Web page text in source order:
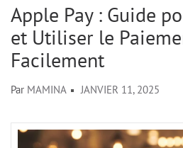
Apple Pay : Guide
et Utiliser le
Facilement
Par MAMINA JANVIER 11, 2025